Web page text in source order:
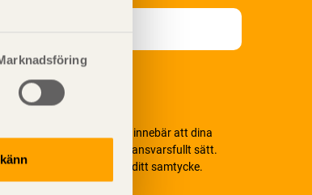
personlig integritet vilket innebär att dina
alltid hanteras på ett ansvarsfullt sätt.
klicka på skicka lämnar du ditt samtycke.